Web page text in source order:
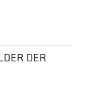
DER